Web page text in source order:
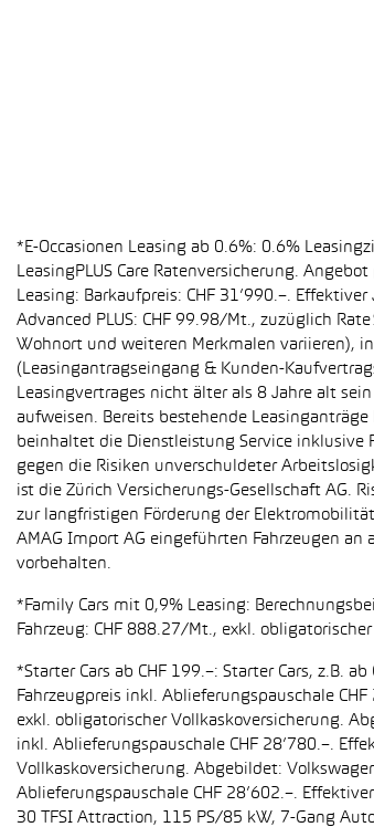
*E-Occasionen Leasing ab 0.6%: 0.6%
LeasingPLUS Care Ratenversicherung.
Leasing: Barkaufpreis: CHF 31’990.–.
Advanced PLUS: CHF 99.98/Mt., zuzüglich
Wohnort und weiteren Merkmalen variieren),
(Leasingantragseingang & Kunden-
Leasingvertrages nicht älter als 8 Jahre alt
aufweisen. Bereits bestehende
beinhaltet die Dienstleistung Service inklusive
gegen die Risiken unverschuldeter
ist die Zürich Versicherungs-Gesellschaft AG.
zur langfristigen Förderung der
AMAG Import AG eingeführten Fahrzeugen
vorbehalten.
*Family Cars mit 0,9% Leasing:
Fahrzeug: CHF 888.27/Mt., exkl.
*Starter Cars ab CHF 199.–: Starter Cars, z.B.
Fahrzeugpreis inkl. Ablieferungspauschale
exkl. obligatorischer Vollkaskoversicherung.
inkl. Ablieferungspauschale CHF 28’780.–.
Vollkaskoversicherung. Abgebildet:
Ablieferungspauschale CHF 28’602.–.
30 TFSI Attraction, 115 PS/85 kW, 7-Gang